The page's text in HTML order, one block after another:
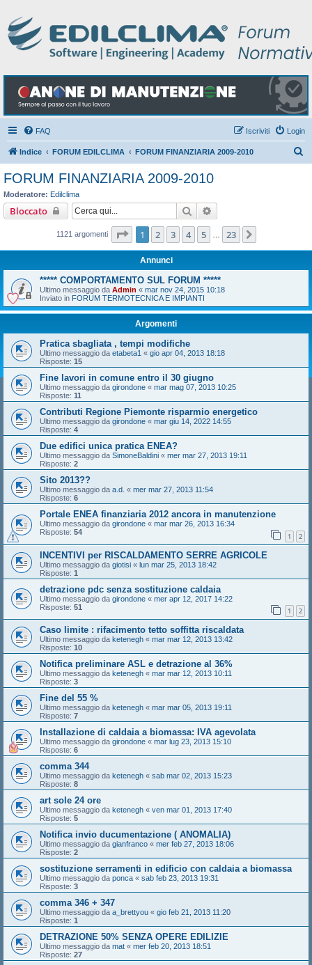
FAQ Login
Iscriviti
Indice FORUM EDILCLIMA FORUM FINANZIARIA 2009-2010
FORUM FINANZIARIA 2009-2010
Moderatore: Edilclima
Bloccato Cerca
1121 argomenti Pagina di 23
1 2 3 4 5 23
Annunci
***** COMPORTAMENTO SUL FORUM *****
Ultimo messaggio da Admin « mar nov 24, 2015 10:18
Inviato in FORUM TERMOTECNICA E IMPIANTI
Argomenti
Pratica sbagliata , tempi modifiche
Ultimo messaggio da etabeta1 « gio apr 04, 2013 18:18
Risposte: 15
Fine lavori in comune entro il 30 giugno
Ultimo messaggio da girondone « mar mag 07, 2013 10:25
Risposte: 11
Contributi Regione Piemonte risparmio energetico
Ultimo messaggio da girondone « mar giu 14, 2022 14:55
Risposte: 4
Due edifici unica pratica ENEA?
Ultimo messaggio da SimoneBaldini « mer mar 27, 2013 19:11
Risposte: 2
Sito 2013??
Ultimo messaggio da a.d. « mer mar 27, 2013 11:54
Risposte: 6
Portale ENEA finanziaria 2012 ancora in manutenzione
Ultimo messaggio da girondone « mar mar 26, 2013 16:34
Risposte: 54 1 2
INCENTIVI per RISCALDAMENTO SERRE AGRICOLE
Ultimo messaggio da giotisi « lun mar 25, 2013 18:42
Risposte: 1
detrazione pdc senza sostituzione caldaia
Ultimo messaggio da girondone « mer apr 12, 2017 14:22
Risposte: 51 1 2
Caso limite : rifacimento tetto soffitta riscaldata
Ultimo messaggio da ketenegh « mar mar 12, 2013 13:42
Risposte: 10
Notifica preliminare ASL e detrazione al 36%
Ultimo messaggio da ketenegh « mar mar 12, 2013 10:11
Risposte: 3
Fine del 55 %
Ultimo messaggio da ketenegh « mar mar 05, 2013 19:11
Risposte: 7
Installazione di caldaia a biomassa: IVA agevolata
Ultimo messaggio da girondone « mar lug 23, 2013 15:10
Risposte: 6
comma 344
Ultimo messaggio da ketenegh « sab mar 02, 2013 15:23
Risposte: 8
art sole 24 ore
Ultimo messaggio da ketenegh « ven mar 01, 2013 17:40
Risposte: 5
Notifica invio ducumentazione ( ANOMALIA)
Ultimo messaggio da gianfranco « mer feb 27, 2013 18:06
Risposte: 2
sostituzione serramenti in edificio con caldaia a biomassa
Ultimo messaggio da ponca « sab feb 23, 2013 19:31
Risposte: 3
comma 346 + 347
Ultimo messaggio da a_brettyou « gio feb 21, 2013 11:20
Risposte: 1
DETRAZIONE 50% SENZA OPERE EDILIZIE
Ultimo messaggio da mat « mer feb 20, 2013 18:51
Risposte: 27